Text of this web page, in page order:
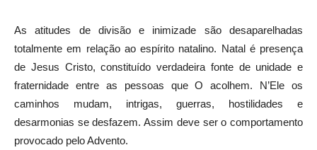
As atitudes de divisão e inimizade são desaparelhadas
totalmente em relação ao espírito natalino. Natal é presença
de Jesus Cristo, constituído verdadeira fonte de unidade e
fraternidade entre as pessoas que O acolhem. N’Ele os
caminhos mudam, intrigas, guerras, hostilidades e
desarmonias se desfazem. Assim deve ser o comportamento
provocado pelo Advento.